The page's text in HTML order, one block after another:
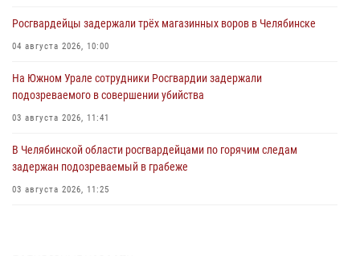
Росгвардейцы задержали трёх магазинных воров в Челябинске
04 августа 2026, 10:00
На Южном Урале сотрудники Росгвардии задержали
подозреваемого в совершении убийства
03 августа 2026, 11:41
В Челябинской области росгвардейцами по горячим следам
задержан подозреваемый в грабеже
03 августа 2026, 11:25